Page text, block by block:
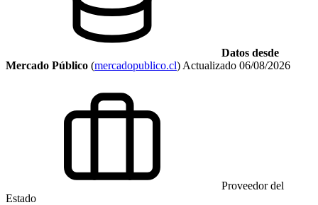
Datos desde
Mercado Público (mercadopublico.cl) Actualizado 06/08/2026
Proveedor del
Estado